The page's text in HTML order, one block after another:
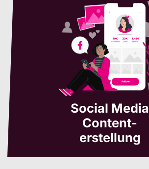
Social Media
Content-
erstellung